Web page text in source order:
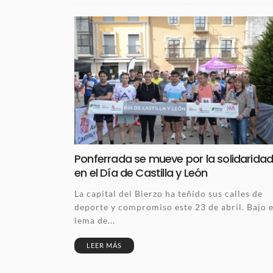
Ponferrada se mueve por la solidaridad
en el Día de Castilla y León
La capital del Bierzo ha teñido sus calles de
deporte y compromiso este 23 de abril. Bajo
lema de...
LEER MÁS